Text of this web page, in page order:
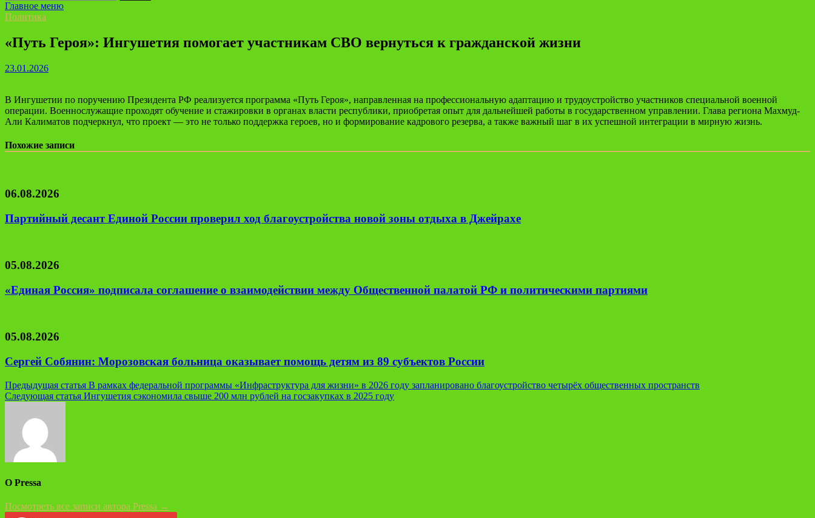
Главное меню
Политика
«Путь Героя»: Ингушетия помогает участникам СВО вернуться к гражданской жизни
23.01.2026
В Ингушетии по поручению Президента РФ реализуется программа «Путь Героя», направленная на профессиональную адаптацию и трудоустройство участников специальной военной
операции. Военнослужащие проходят обучение и стажировки в органах власти республики, приобретая опыт для дальнейшей работы в государственном управлении. Глава региона Махмуд-
Али Калиматов подчеркнул, что проект — это не только поддержка героев, но и формирование кадрового резерва, а также важный шаг в их успешной интеграции в мирную жизнь.
Похожие записи
06.08.2026
Партийный десант Единой России проверил ход благоустройства новой зоны отдыха в Джейрахе
05.08.2026
«Единая Россия» подписала соглашение о взаимодействии между Общественной палатой РФ и политическими партиями
05.08.2026
Сергей Собянин: Морозовская больница оказывает помощь детям из 89 субъектов России
Навигация
по
записям
Предыдущая статья В рамках федеральной программы «Инфраструктура для жизни» в 2026 году запланировано благоустройство четырёх общественных пространств
Следующая статья Ингушетия сэкономила свыше 200 млн рублей на госзакупках в 2025 году
О Pressa
Посмотреть все записи автора Pressa →